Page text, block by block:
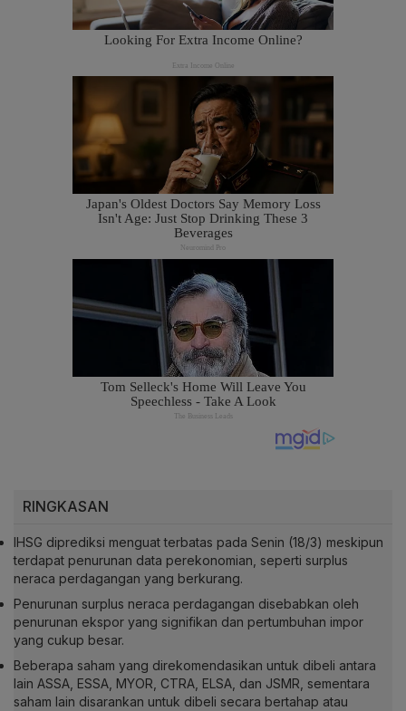
RINGKASAN
IHSG diprediksi menguat terbatas pada Senin (18/3) meskipun
terdapat penurunan data perekonomian, seperti surplus
neraca perdagangan yang berkurang.
Penurunan surplus neraca perdagangan disebabkan oleh
penurunan ekspor yang signifikan dan pertumbuhan impor
yang cukup besar.
Beberapa saham yang direkomendasikan untuk dibeli antara
lain ASSA, ESSA, MYOR, CTRA, ELSA, dan JSMR, sementara
saham lain disarankan untuk dibeli secara bertahap atau